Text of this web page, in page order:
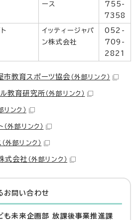
ース
755-
7358
イッティージャパ
ン株式会社
052-
709-
2821
市教育スポーツ協会 （外部リンク）
教育研究所 （外部リンク）
リンク）
（外部リンク）
（外部リンク）
式会社 （外部リンク）
お問い合わせ
も未来企画部 放課後事業推進課